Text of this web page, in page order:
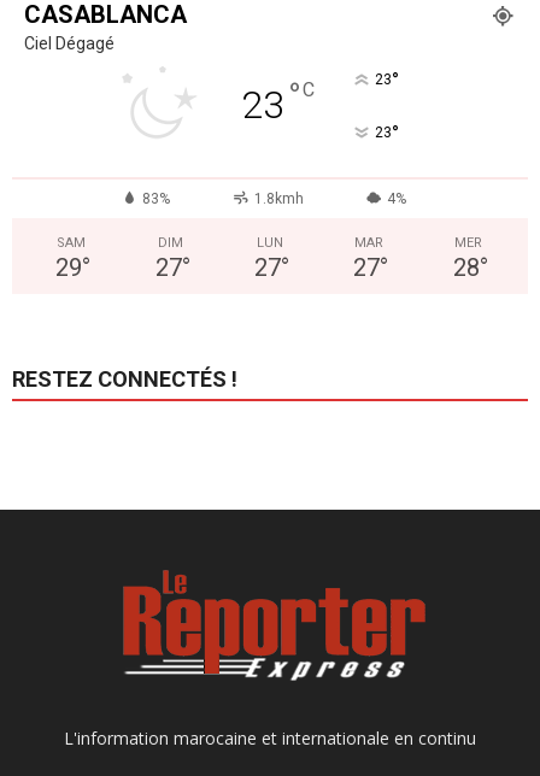
CASABLANCA
Ciel Dégagé
23 °C 23°
23°
83% 1.8kmh 4%
SAM
29°
DIM
27°
LUN
27°
MAR
27°
MER
28°
RESTEZ CONNECTÉS !
L'information marocaine et internationale en continu